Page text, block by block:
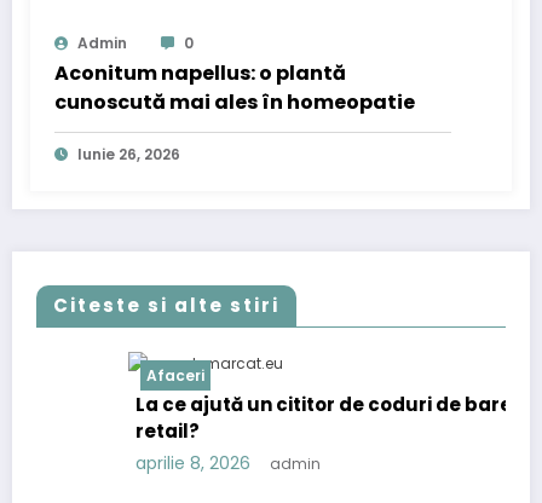
Admin 0
Aconitum napellus: o plantă
cunoscută mai ales în homeopatie
Iunie 26, 2026
Citeste si alte stiri
La ce ajută un cititor de coduri de bare în
aprilie 8, 2026 admin